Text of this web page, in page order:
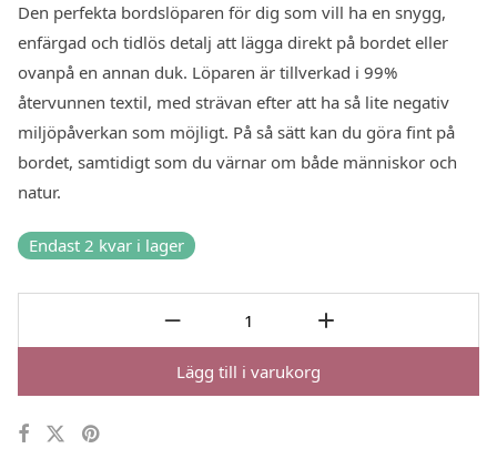
Den perfekta bordslöparen för dig som vill ha en snygg,
enfärgad och tidlös detalj att lägga direkt på bordet eller
ovanpå en annan duk. Löparen är tillverkad i 99%
återvunnen textil, med strävan efter att ha så lite negativ
miljöpåverkan som möjligt. På så sätt kan du göra fint på
bordet, samtidigt som du värnar om både människor och
natur.
Endast 2 kvar i lager
Lägg till i varukorg